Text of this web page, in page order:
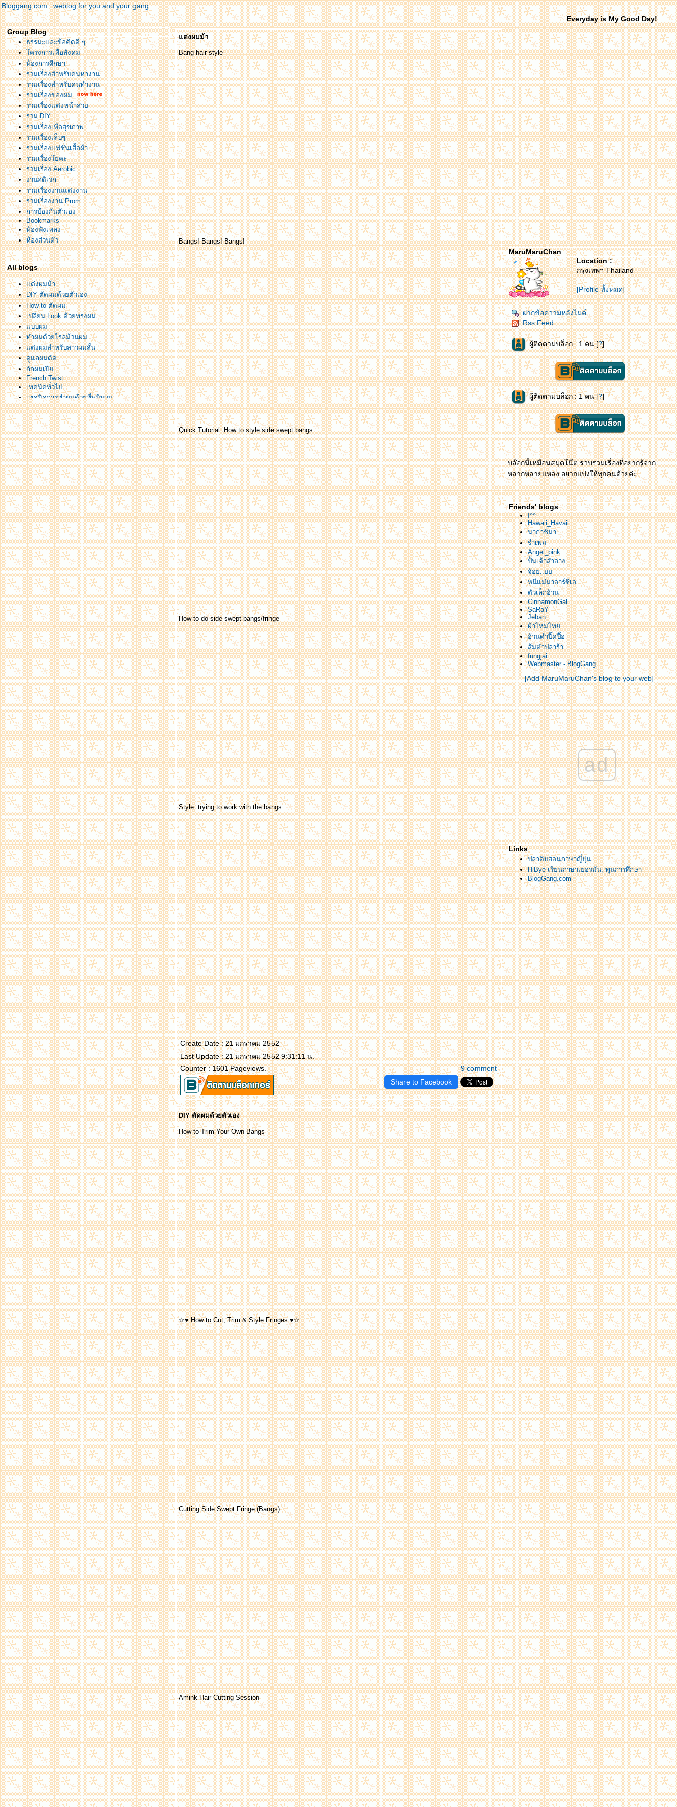
Bloggang.com : weblog for you and your gang
Everyday is My Good Day!
Group Blog
ธรรมะและข้อคิดดี ๆ
ครงการเพื่อสังคม
ห้องการศึกษา
รวมเรื่องสำหรับคนหางาน
รวมเรื่องสำหรับคนทำงาน
รวมเรื่องของผม
รวมเรื่องแต่งหน้าสว
รวม DIY
รวมเรื่องเพื่อสุขภาพ
รวมเรื่องเล็บๆ
รวมเรื่องแฟชั่นเสื้อผ้า
รวมเรื่องโยคะ
รวมเรื่อง Aerobic
งานอดิเรก
รวมเรื่องงานแต่งงาน
รวมเรื่องงาน Prom
การป้องกันตัวเอง
Bookmarks
ห้องฟังเพลง
ห้องส่วนตัว
All blogs
ต่งผมม้า
DIY ตัดผมด้วยตัวเอง
How to ตัดผม
เปลี่ยน Look ด้วยทรงผม
บบผม
ทำผมด้วยโรลม้วนผม
ต่งผมสำหรับสาวผมสั้น
ดูแลผมดัด
ถักผมเปี
French Twist
เทคนิคทั่วไป
เทคนิคการทำผมด้วยที่หนีบผม
ทำผมด้วย Hairpiece/Wig
ทำผมเจ้าสาว
ทำผมออกงาน
ทำผม Party 2
ทำผม Party
ทำผมวันธรรมดา
ต่งผมม้า
Bang hair style
Bangs! Bangs! Bangs!
Quick Tutorial: How to style side swept bangs
How to do side swept bangs/fringe
Style: trying to work with the bangs
Create Date : 21 มกราคม 2552
Last Update : 21 มกราคม 2552 9:31:11 น.
Counter : 1601 Pageviews.
9 comment
Share to Facebook
DIY ตัดผมด้วยตัวเอง
How to Trim Your Own Bangs
☆♥ How to Cut, Trim & Style Fringes ♥☆
Cutting Side Swept Fringe (Bangs)
Amink Hair Cutting Session
MaruMaruChan
Location :
กรุงเทพฯ Thailand
[Profile ทั้งหมด]
ฝากข้อความหลังไมค์
Rss Feed
ผู้ติดตามบล็อก : 1 คน [?]
ผู้ติดตามบล็อก : 1 คน [?]
บล๊อกนี้เหมือนสมุดโน๊ต รวบรวมเรื่องที่อยากรู้จาก
หลากหลายแหล่ง อยากแบ่งให้ทุกคนด้วยค่ะ
Friends' blogs
I^^
Hawaii_Havaii
นากาชิม่า
รำเพ
Angel_pink...
ปั้นเจ้าสำอาง
จ้อย..
หนีแม่มาอาร์ซีเอ
ตัวเล็กอ้วน
CinnamonGal
SaRaY
Jeban
ผ้าไหมไท
อ้วนดำปื๊ดปื๊อ
ส้มตำปลาร้า
fungjai
Webmaster - BlogGang
[Add MaruMaruChan's blog to your web]
ad
Links
ปลาดิบสอนภาษาญี่ปุ่น
HiBye เรียนภาษาเยอรมัน, ทุนการศึกษา
BlogGang.com